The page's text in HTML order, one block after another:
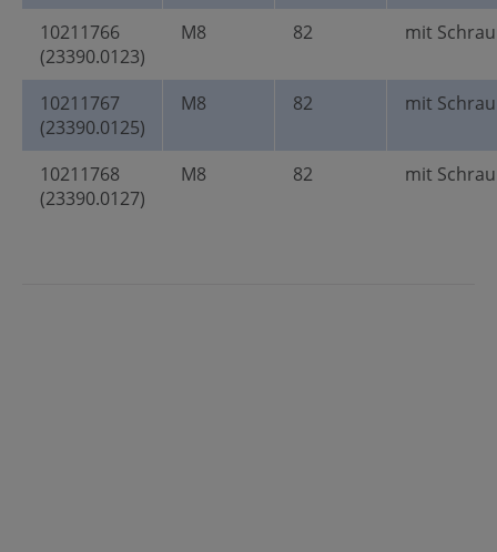
10211766
(23390.0123)
M8 82 mit
10211767
(23390.0125)
M8 82 mit
10211768
(23390.0127)
M8 82 mit